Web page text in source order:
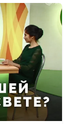
Юлия
Юлия
#21